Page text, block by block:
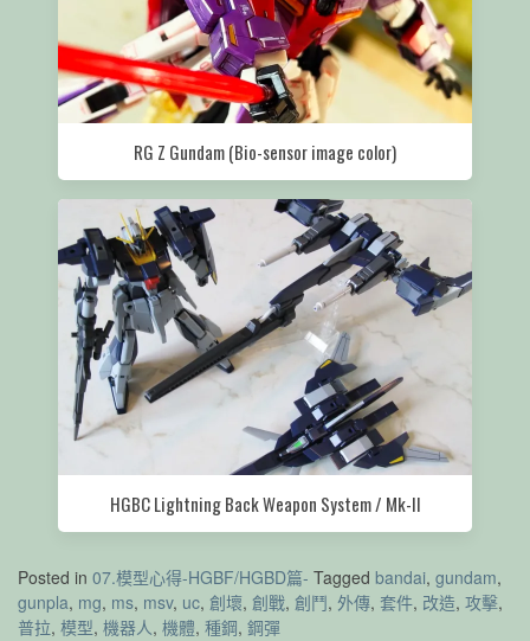
RG Z Gundam (Bio-sensor image color)
HGBC Lightning Back Weapon System / Mk-II
Posted in 07.模型心得-HGBF/HGBD篇- Tagged bandai, gundam,
gunpla, mg, ms, msv, uc, 創壞, 創戰, 創鬥, 外傳, 套件, 改造, 攻擊,
普拉, 模型, 機器人, 機體, 種鋼, 鋼彈